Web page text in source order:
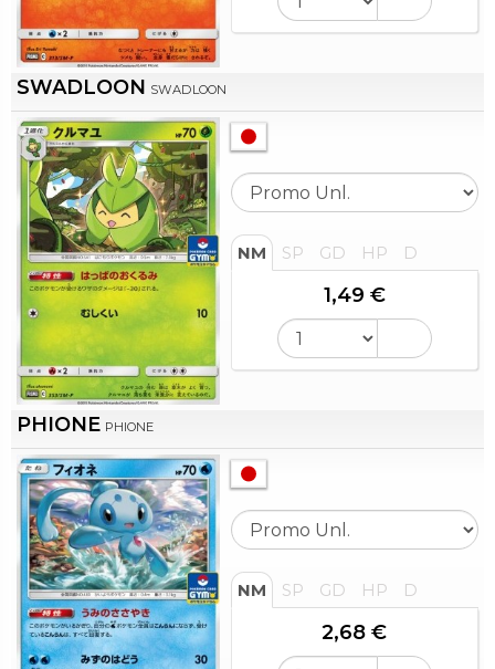
SWADLOON SWADLOON
NM SP GD HP D
1,49 €
PHIONE PHIONE
NM SP GD HP D
2,68 €